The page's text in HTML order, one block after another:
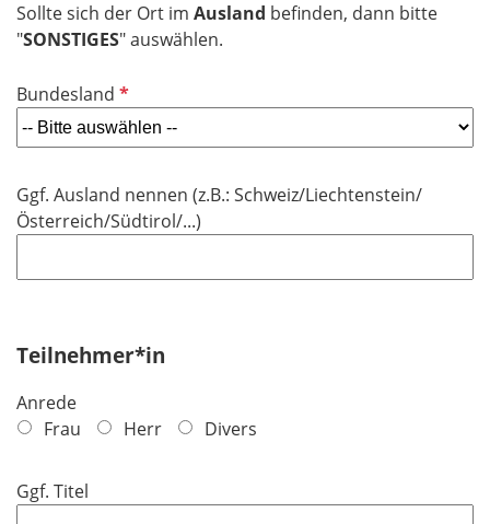
Sollte sich der Ort im Ausland befinden, dann bitte
"SONSTIGES" auswählen.
Bundesland P
f
l
c
h
f
d
Ggf. Ausland nennen (z.B.: Schweiz/Liechtenstein/
Österreich/Südtirol/...)
Teilnehmer*in
Anrede
Frau
Herr Divers
Ggf. Titel